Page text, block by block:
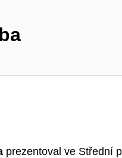
prezentoval ve Střední